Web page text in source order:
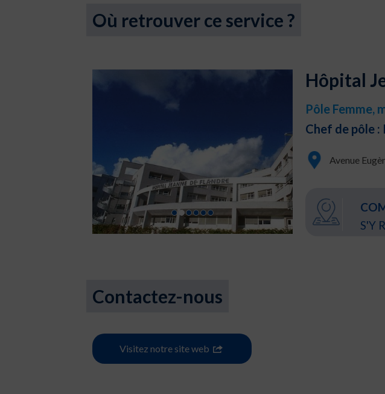
Où retrouver ce service ?
Hôpital
Pôle Femme,
Chef de pôle :
Avenue
S'Y
Contactez-nous
Visitez notre site web